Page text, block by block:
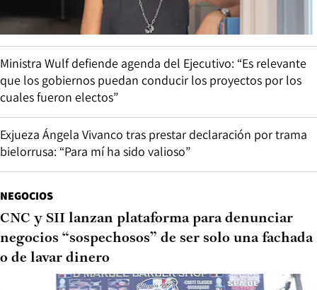
Ministra Wulf defiende agenda del Ejecutivo: “Es relevante
que los gobiernos puedan conducir los proyectos por los
cuales fueron electos”
Exjueza Ángela Vivanco tras prestar declaración por trama
bielorrusa: “Para mí ha sido valioso”
NEGOCIOS
CNC y SII lanzan plataforma para denunciar
negocios “sospechosos” de ser solo una fachada
o de lavar dinero